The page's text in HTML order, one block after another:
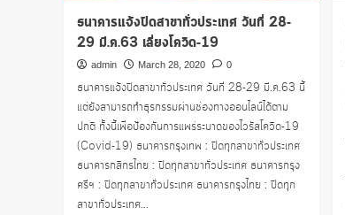
โม
ชั่น
ส่ง
ฟรี
ธนาคารแจ้งปิดสาขาทั่วประเทศ วันที่ 28-
29 มี.ค.63 เลี่ยงโควิด-19
admin March 28, 2020 0
ธนาคารแจ้งปิดสาขาทั่วประเทศ วันที่ 28-29 มี.ค.63 นี้
แต่ยังสามารถทำธุรกรรมผ่านช่องทางออนไลน์ได้ตาม
ปกติ ทั้งนี้เพื่อป้องกันการแพร่ระบาดของไวรัสโควิด-19
(Covid-19) ธนาคารกรุงเทพ : ปิดทุกสาขาทั่วประเทศ
ธนาคารกสิกรไทย : ปิดทุกสาขาทั่วประเทศ ธนาคารกรุง
ศรีฯ : ปิดทุกสาขาทั่วประเทศ ธนาคารกรุงไทย : ปิดทุก
สาขาทั่วประเทศ...